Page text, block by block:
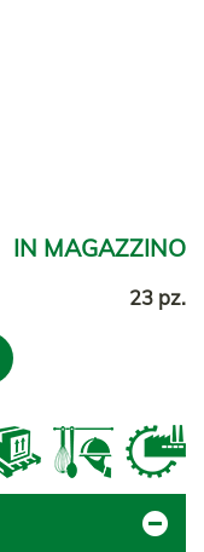
IN MAGAZZINO
23 pz.